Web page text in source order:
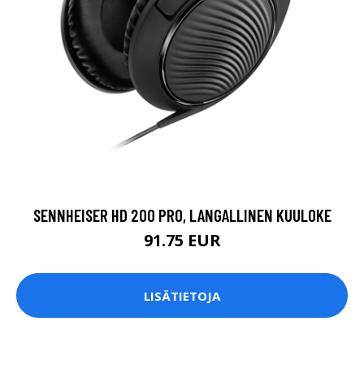
SENNHEISER HD 200 PRO, LANGALLINEN KUULOKE
91.75 EUR
LISÄTIETOJA